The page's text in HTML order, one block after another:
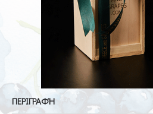
ΠΕΡΙΓΡΑΦΉ